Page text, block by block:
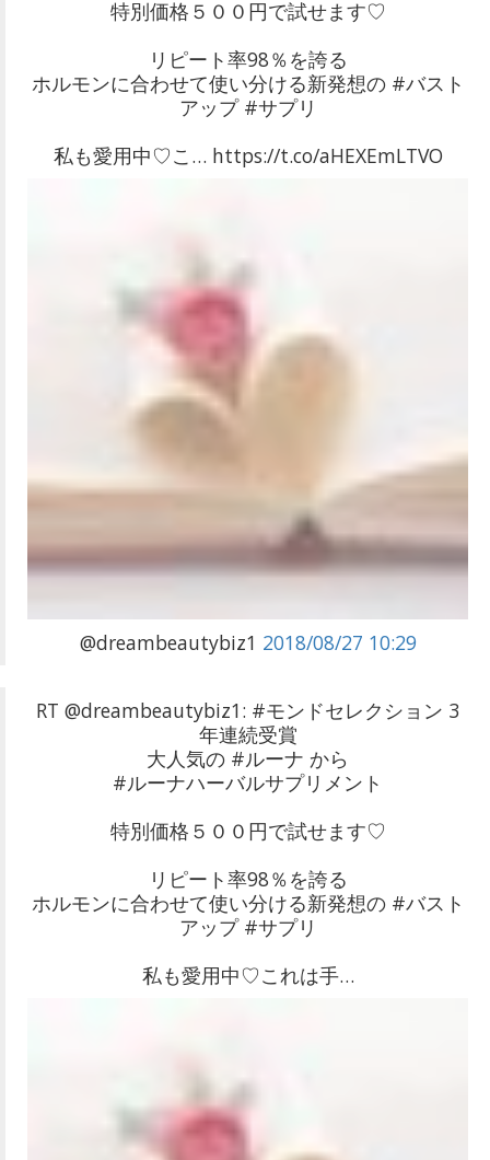
特別価格５００円で試せます♡
リピート率98％を誇る
ホルモンに合わせて使い分ける新発想の #バスト
アップ #サプリ
私も愛用中♡こ… https://t.co/aHEXEmLTVO
@dreambeautybiz1 2018/08/27 10:29
RT @dreambeautybiz1: #モンドセレクション 3
年連続受賞
大人気の #ルーナ から
#ルーナハーバルサプリメント
特別価格５００円で試せます♡
リピート率98％を誇る
ホルモンに合わせて使い分ける新発想の #バスト
アップ #サプリ
私も愛用中♡これは手…